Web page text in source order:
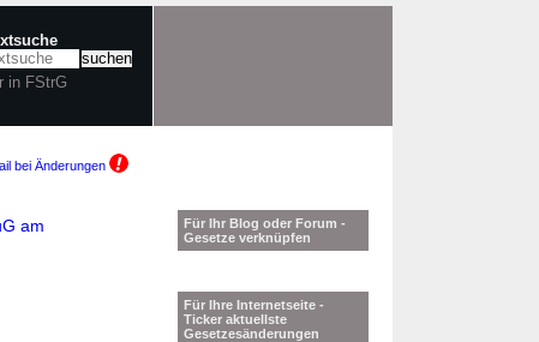
in FStrG
bei Änderungen
am
Für Ihr Blog oder Forum -
Gesetze verknüpfen
Für Ihre Internetseite -
Ticker aktuellste
Gesetzesänderungen